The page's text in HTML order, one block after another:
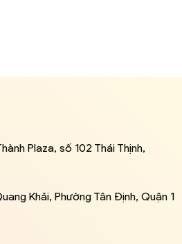
Plaza, số 102 Thái Thịnh,
Khải, Phường Tân Định, Quận 1